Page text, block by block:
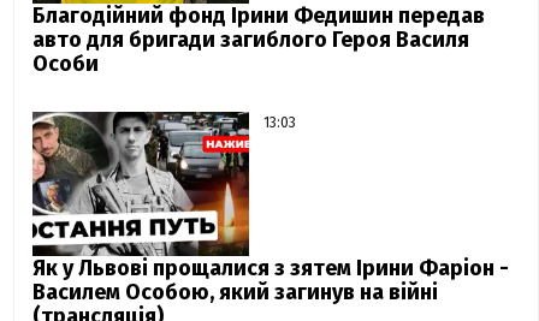
Благодійний фонд Ірини Федишин передав
авто для бригади загиблого Героя Василя
Особи
13:03
Як у Львові прощалися з зятем Ірини Фаріон -
Василем Особою, який загинув на війні